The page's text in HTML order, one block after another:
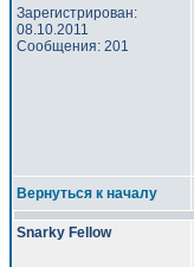
Зарегистрирован:
08.10.2011
Сообщения: 201
Вернуться к началу
Snarky Fellow